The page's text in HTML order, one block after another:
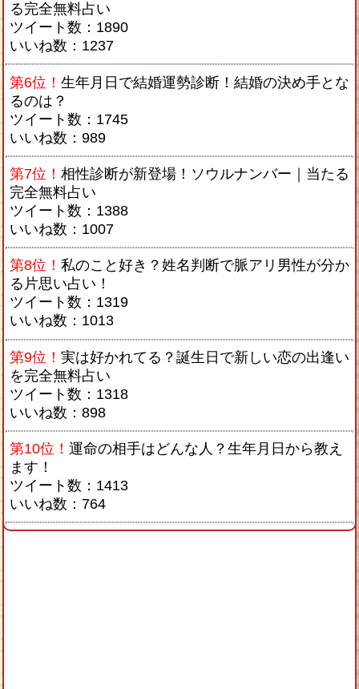
る完全無料占い
ツイート数：1890
いいね数：1237
第6位！ 生年月日で結婚運勢診断！結婚の決め手とな
るのは？
ツイート数：1745
いいね数：989
第7位！ 相性診断が新登場！ソウルナンバー｜当たる
完全無料占い
ツイート数：1388
いいね数：1007
第8位！ 私のこと好き？姓名判断で脈アリ男性が分か
る片思い占い！
ツイート数：1319
いいね数：1013
第9位！ 実は好かれてる？誕生日で新しい恋の出逢い
を完全無料占い
ツイート数：1318
いいね数：898
第10位！ 運命の相手はどんな人？生年月日から教え
ます！
ツイート数：1413
いいね数：764